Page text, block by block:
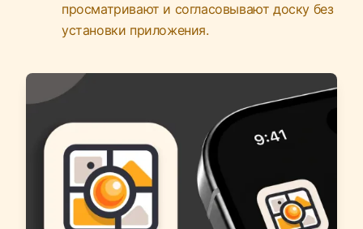
просматривают и согласовывают доску без
установки приложения.